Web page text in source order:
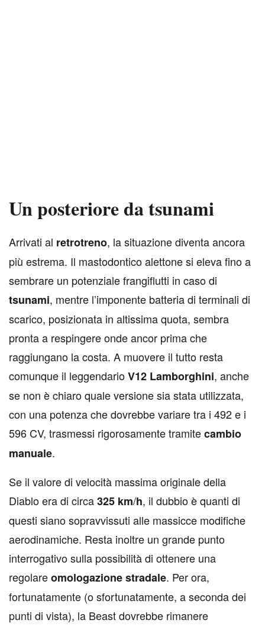
Un posteriore da tsunami
Arrivati al retrotreno, la situazione diventa ancora
più estrema. Il mastodontico alettone si eleva fino a
sembrare un potenziale frangiflutti in caso di
tsunami, mentre l’imponente batteria di terminali di
scarico, posizionata in altissima quota, sembra
pronta a respingere onde ancor prima che
raggiungano la costa. A muovere il tutto resta
comunque il leggendarioV12 Lamborghini, anche
se non è chiaro quale versione sia stata utilizzata,
con una potenza che dovrebbe variare tra i 492 e i
596 CV, trasmessi rigorosamente tramitecambio
manuale.
Se il valore di velocità massima originale della
Diablo era di circa325 km/h, il dubbio è quanti di
questi siano sopravvissuti alle massicce modifiche
aerodinamiche. Resta inoltre un grande punto
interrogativo sulla possibilità di ottenere una
regolareomologazione stradale. Per ora,
fortunatamente (o sfortunatamente, a seconda dei
punti di vista), la Beast dovrebbe rimanere